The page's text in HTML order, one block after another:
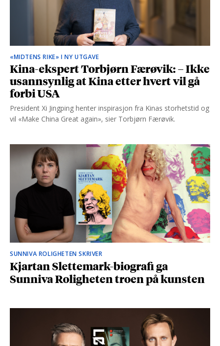
«MIDTENS RIKE» I NY UTGAVE
Kina-ekspert Torbjørn Færøvik: – Ikke
usannsynlig at Kina etter hvert vil gå
forbi USA
President Xi Jingping henter inspirasjon fra Kinas storhetstid og
vil «Make China Great again», sier Torbjørn Færøvik.
SUNNIVA ROLIGHETEN SKRIVER
Kjartan Slettemark-biografi ga
Sunniva Roligheten troen på kunsten